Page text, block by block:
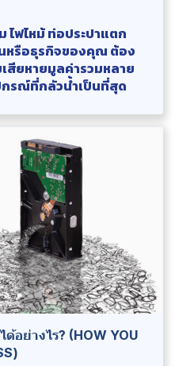
ไฟไหม้ ท่อประปาแตก
หรือธุรกิจของคุณ ต้อง
สียหายมูลค่ารวมหลาย
รณ์ที่กลัวน้ำเป็นที่สุด
ย่างไร? (HOW YOU